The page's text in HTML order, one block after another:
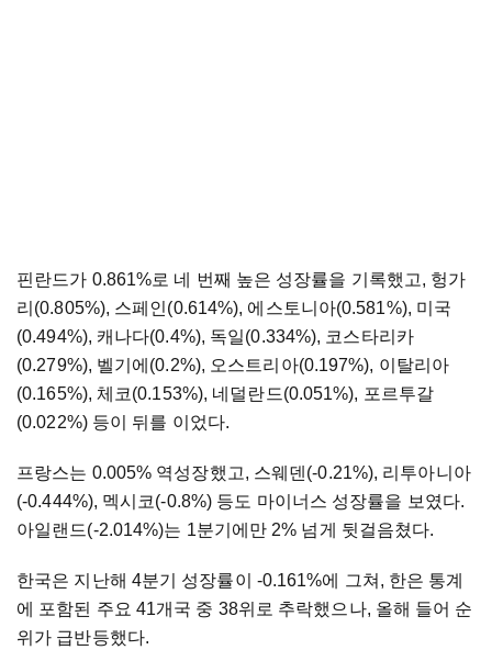
핀란드가 0.861%로 네 번째 높은 성장률을 기록했고, 헝가
리(0.805%), 스페인(0.614%), 에스토니아(0.581%), 미국
(0.494%), 캐나다(0.4%), 독일(0.334%), 코스타리카
(0.279%), 벨기에(0.2%), 오스트리아(0.197%), 이탈리아
(0.165%), 체코(0.153%), 네덜란드(0.051%), 포르투갈
(0.022%) 등이 뒤를 이었다.
프랑스는 0.005% 역성장했고, 스웨덴(-0.21%), 리투아니아
(-0.444%), 멕시코(-0.8%) 등도 마이너스 성장률을 보였다.
아일랜드(-2.014%)는 1분기에만 2% 넘게 뒷걸음쳤다.
한국은 지난해 4분기 성장률이 -0.161%에 그쳐, 한은 통계
에 포함된 주요 41개국 중 38위로 추락했으나, 올해 들어 순
위가 급반등했다.